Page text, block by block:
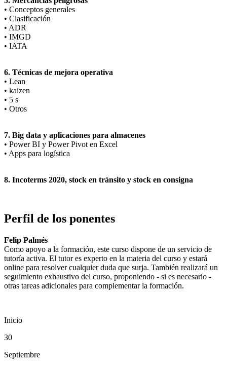
• Conceptos generales
• Clasificación
• ADR
• IMGD
• IATA
6. Técnicas de mejora operativa
• Lean
• kaizen
• 5 s
• Otros
7. Big data y aplicaciones para almacenes
• Power BI y Power Pivot en Excel
• Apps para logística
8. Incoterms 2020, stock en tránsito y stock en consigna
Perfil de los ponentes
Felip Palmés
Como apoyo a la formación, este curso dispone de un servicio de
tutoría activa. El tutor es experto en la materia del curso y estará
online para resolver cualquier duda que surja. También realizará un
seguimiento exhaustivo del curso, proponiendo - si es necesario -
otras tareas adicionales para complementar la formación.
Inicio
30
Septiembre